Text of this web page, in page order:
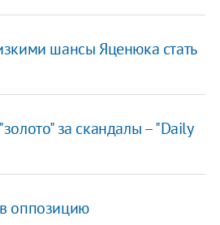
шансы Яценюка стать
за скандалы – "Daily
оппозицию